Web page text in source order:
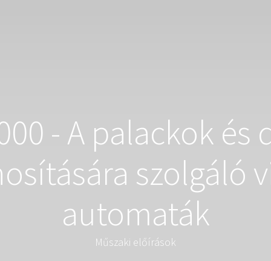
- A palackok és
szolgáló
automaták
Műszaki előírások